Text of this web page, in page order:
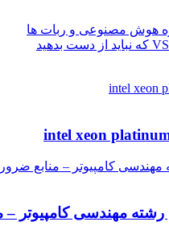
کامپیوتر – منابع
مهندسی کامپیوتر